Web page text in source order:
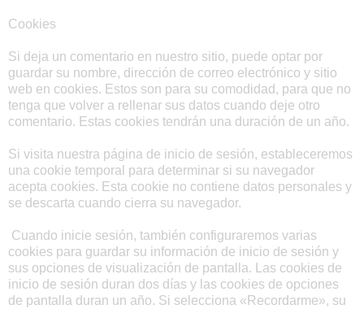
Cookies
Si deja un comentario en nuestro sitio, puede optar por
guardar su nombre, dirección de correo electrónico y sitio
web en cookies. Estos son para su comodidad, para que no
tenga que volver a rellenar sus datos cuando deje otro
comentario. Estas cookies tendrán una duración de un año.
Si visita nuestra página de inicio de sesión, estableceremos
una cookie temporal para determinar si su navegador
acepta cookies. Esta cookie no contiene datos personales y
se descarta cuando cierra su navegador.
Cuando inicie sesión, también configuraremos varias
cookies para guardar su información de inicio de sesión y
sus opciones de visualización de pantalla. Las cookies de
inicio de sesión duran dos días y las cookies de opciones
de pantalla duran un año. Si selecciona «Recordarme», su